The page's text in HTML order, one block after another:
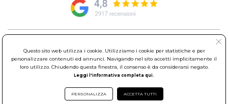
00015 Monterotondo Scalo (RM)
Partita Iva: 01586761007 - Codice Fiscale: 06634500588 Capitale
Sociale 1.600.000,00 Euro i.v. Iscritto al Registro delle Imprese di
Sede Operativa: Via Leonardo da Vinci, 40 - 00015 Monterotondo
Scalo (RM) - Telefono:06.90095358
Questo sito web utilizza i cookie. Utilizziamo i cookie per statistiche e per
personalizzare contenuti ed annunci. Navigando nel sito accetti implicitamente il
loro utilizzo. Chiudendo questa finestra, il consenso è da considerarsi negato.
Leggi l'informativa completa qui.
PERSONALIZZA ACCETTA TUTTI